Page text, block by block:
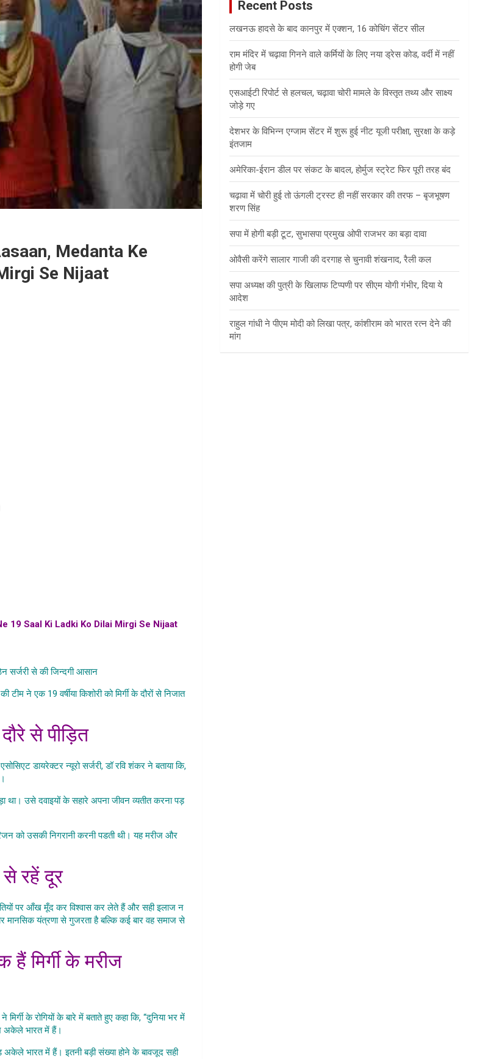
Medanta Ke
Se Nijaat
19 Saal Ki Ladki Ko Dilai Mirgi Se Nijaat
सर्जरी से की जिन्दगी आसान
ने एक 19 वर्षीया किशोरी को मिर्गी के दौरों से निजात
से पीड़ित
डायरेक्टर न्यूरो सर्जरी, डॉ रवि शंकर ने बताया कि,
था। उसे दवाइयों के सहारे अपना जीवन व्यतीत करना पड़
को उसकी निगरानी करनी पडती थी। यह मरीज और
से रहें दूर
पर आँख मूँद कर विश्वास कर लेते हैं और सही इलाज न
यंत्रणा से गुजरता है बल्कि कई बार वह समाज से
मिर्गी के मरीज
के रोगियों के बारे में बताते हुए कहा कि, “दुनिया भर में
अकेले भारत में हैं।
अकेले भारत में हैं। इतनी बड़ी संख्या होने के बावजूद सही
Recent Posts
लखनऊ हादसे के बाद कानपुर में एक्शन, 16 कोचिंग सेंटर सील
राम मंदिर में चढ़ावा गिनने वाले कर्मियों के लिए नया ड्रेस कोड, वर्दी में नहीं
होगी जेब
एसआईटी रिपोर्ट से हलचल, चढ़ावा चोरी मामले के विस्तृत तथ्य और साक्ष्य
जोड़े गए
देशभर के विभिन्न एग्जाम सेंटर में शुरू हुई नीट यूजी परीक्षा, सुरक्षा के कड़े
इंतजाम
अमेरिका-ईरान डील पर संकट के बादल, होर्मुज स्ट्रेट फिर पूरी तरह बंद
चढ़ावा में चोरी हुई तो ऊंगली ट्रस्ट ही नहीं सरकार की तरफ – बृजभूषण
शरण सिंह
सपा में होगी बड़ी टूट, सुभासपा प्रमुख ओपी राजभर का बड़ा दावा
ओवैसी करेंगे सालार गाजी की दरगाह से चुनावी शंखनाद, रैली कल
सपा अध्यक्ष की पुत्री के खिलाफ टिप्पणी पर सीएम योगी गंभीर, दिया ये
आदेश
राहुल गांधी ने पीएम मोदी को लिखा पत्र, कांशीराम को भारत रत्न देने की
मांग